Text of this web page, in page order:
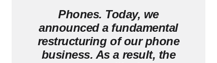
Phones. Today, we
announced a fundamental
restructuring of our phone
business. As a result, the